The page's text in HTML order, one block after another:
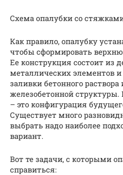
Схема опалубки со
Как правило, опалубку
чтобы сформировать
Ее конструкция состоит из
металлических элементов
заливки бетонного
железобетонной структуры.
– это конфигурация
Существует много
выбрать надо наиболее
вариант.
Вот те задачи, с которыми
справиться: